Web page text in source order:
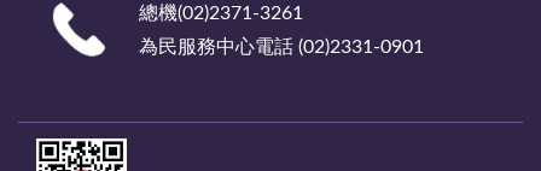
總機(02)2371-3261
為民服務中心電話 (02)2331-0901